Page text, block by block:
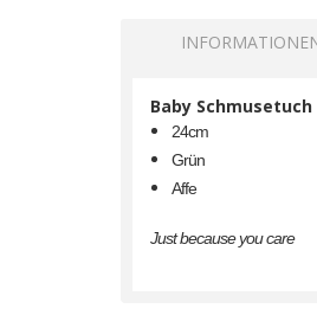
Baby
24cm
Grün
Affe
Just because you care